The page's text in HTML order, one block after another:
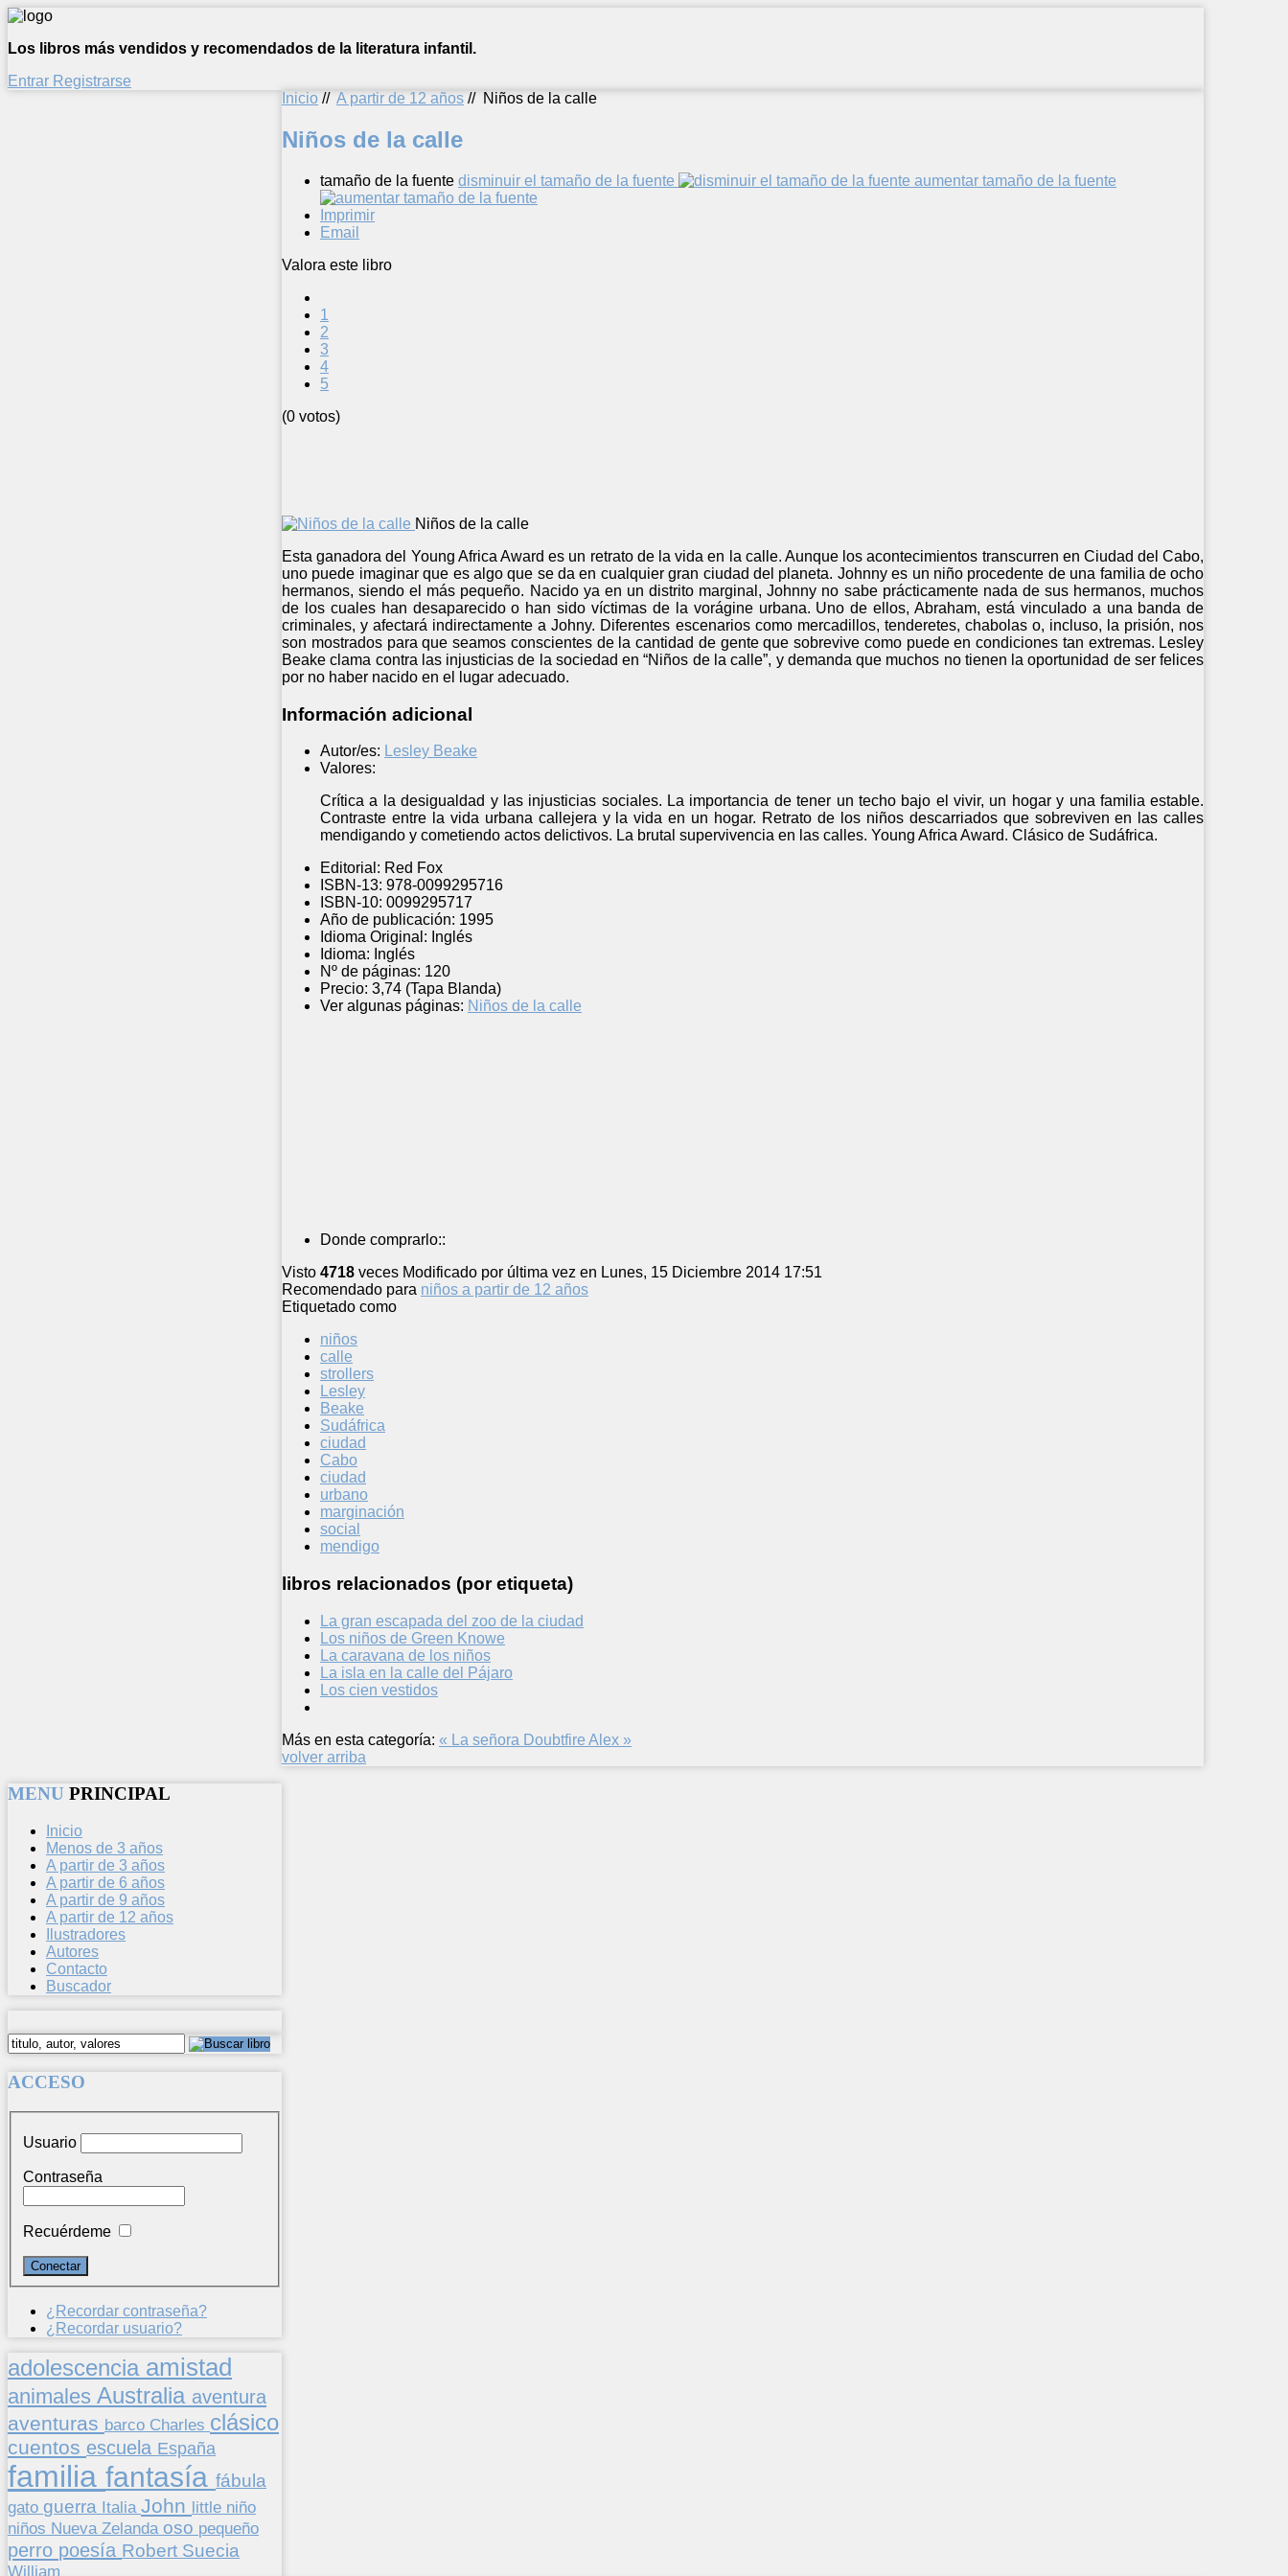
Los libros más vendidos y recomendados de la literatura infantil.
Entrar Registrarse
Inicio // A partir de 12 años // Niños de la calle
Niños de la calle
tamaño de la fuente disminuir el tamaño de la fuente aumentar tamaño de la fuente
Imprimir
Email
Valora este libro
1
2
3
4
5
(0 votos)
Niños de la calle
Esta ganadora del Young Africa Award es un retrato de la vida en la calle. Aunque los acontecimientos transcurren en Ciudad del Cabo,
uno puede imaginar que es algo que se da en cualquier gran ciudad del planeta. Johnny es un niño procedente de una familia de ocho
hermanos, siendo el más pequeño. Nacido ya en un distrito marginal, Johnny no sabe prácticamente nada de sus hermanos, muchos
de los cuales han desaparecido o han sido víctimas de la vorágine urbana. Uno de ellos, Abraham, está vinculado a una banda de
criminales, y afectará indirectamente a Johny. Diferentes escenarios como mercadillos, tenderetes, chabolas o, incluso, la prisión, nos
son mostrados para que seamos conscientes de la cantidad de gente que sobrevive como puede en condiciones tan extremas. Lesley
Beake clama contra las injusticias de la sociedad en “Niños de la calle”, y demanda que muchos no tienen la oportunidad de ser felices
por no haber nacido en el lugar adecuado.
Información adicional
Autor/es: Lesley Beake
Valores:
Crítica a la desigualdad y las injusticias sociales. La importancia de tener un techo bajo el vivir, un hogar y una familia estable.
Contraste entre la vida urbana callejera y la vida en un hogar. Retrato de los niños descarriados que sobreviven en las calles
mendigando y cometiendo actos delictivos. La brutal supervivencia en las calles. Young Africa Award. Clásico de Sudáfrica.
Editorial: Red Fox
ISBN-13: 978-0099295716
ISBN-10: 0099295717
Año de publicación: 1995
Idioma Original: Inglés
Idioma: Inglés
Nº de páginas: 120
Precio: 3,74 (Tapa Blanda)
Ver algunas páginas: Niños de la calle
Donde comprarlo::
Visto 4718 veces Modificado por última vez en Lunes, 15 Diciembre 2014 17:51
Recomendado para niños a partir de 12 años
Etiquetado como
niños
calle
strollers
Lesley
Beake
Sudáfrica
ciudad
Cabo
ciudad
urbano
marginación
social
mendigo
libros relacionados (por etiqueta)
La gran escapada del zoo de la ciudad
Los niños de Green Knowe
La caravana de los niños
La isla en la calle del Pájaro
Los cien vestidos
Más en esta categoría: « La señora Doubtfire Alex »
volver arriba
MENU PRINCIPAL
Inicio
Menos de 3 años
A partir de 3 años
A partir de 6 años
A partir de 9 años
A partir de 12 años
Ilustradores
Autores
Contacto
Buscador
ACCESO
Usuario
Contraseña
Recuérdeme
¿Recordar contraseña?
¿Recordar usuario?
adolescencia amistad
animales Australia aventura
aventuras barco Charles clásico
cuentos escuela España
familia fantasía fábula
gato guerra Italia John little niño
niños Nueva Zelanda oso pequeño
perro poesía Robert Suecia
William